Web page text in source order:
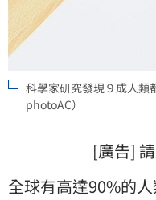
科學家研究發現９成人類
photoAC）
[廣告]
全球有高達90%的